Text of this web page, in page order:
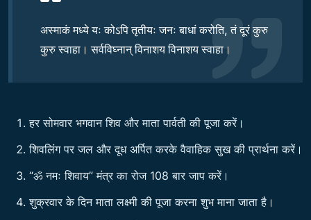
अस्माकं मध्ये यः कोऽपि तृतीयः जनः बाधां करोति, तं दूरं कुरु
कुरु स्वाहा। सर्वविघ्नान् विनाशय विनाशय स्वाहा।
हर सोमवार भगवान शिव और माता पार्वती की पूजा करें।
शिवलिंग पर जल और दूध अर्पित करके वैवाहिक सुख की प्रार्थना करें।
“ॐ नमः शिवाय” मंत्र का रोज 108 बार जाप करें।
शुक्रवार के दिन माता लक्ष्मी की पूजा करना शुभ माना जाता है।